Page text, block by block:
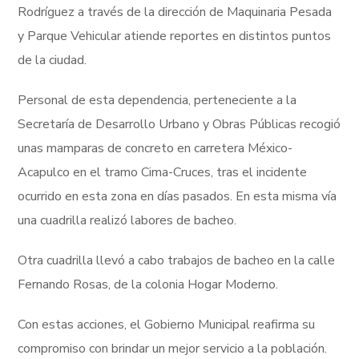
Rodríguez a través de la dirección de Maquinaria Pesada
y Parque Vehicular atiende reportes en distintos puntos
de la ciudad.
Personal de esta dependencia, perteneciente a la
Secretaría de Desarrollo Urbano y Obras Públicas recogió
unas mamparas de concreto en carretera México-
Acapulco en el tramo Cima-Cruces, tras el incidente
ocurrido en esta zona en días pasados. En esta misma vía
una cuadrilla realizó labores de bacheo.
Otra cuadrilla llevó a cabo trabajos de bacheo en la calle
Fernando Rosas, de la colonia Hogar Moderno.
Con estas acciones, el Gobierno Municipal reafirma su
compromiso con brindar un mejor servicio a la población.